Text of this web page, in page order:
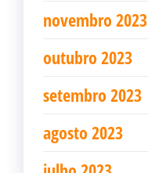
novembro 2023
outubro 2023
setembro 2023
agosto 2023